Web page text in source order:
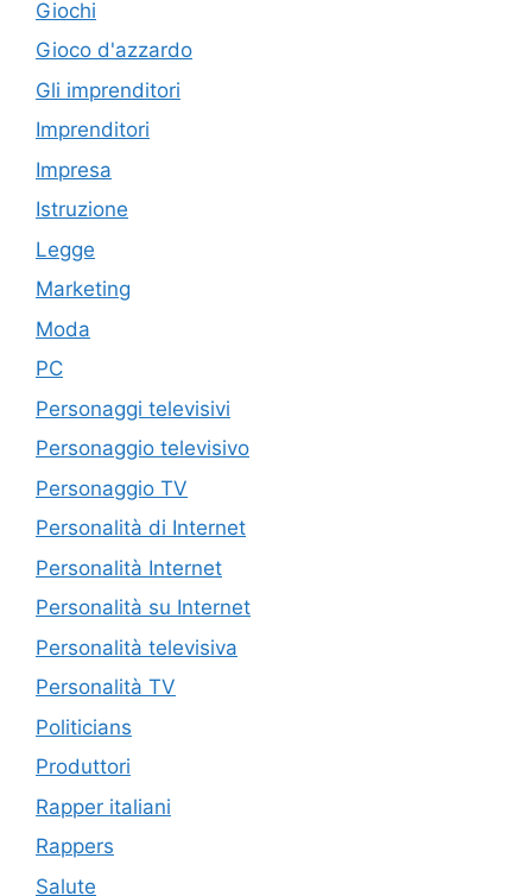
Giochi
Gioco d'azzardo
Gli imprenditori
Imprenditori
Impresa
Istruzione
Legge
Marketing
Moda
PC
Personaggi televisivi
Personaggio televisivo
Personaggio TV
Personalità di Internet
Personalità Internet
Personalità su Internet
Personalità televisiva
Personalità TV
Politicians
Produttori
Rapper italiani
Rappers
Salute